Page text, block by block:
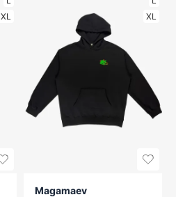
XL
XL
Magamaev